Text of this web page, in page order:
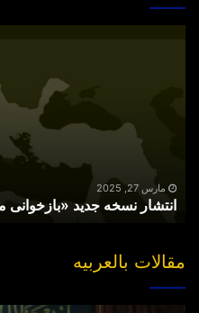
آمازونمارس 27, 2025
انتشار نسخه جدید
مقالات بالعربیه